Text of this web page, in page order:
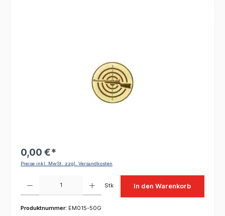
0,00 €*
Preise inkl. MwSt. zzgl. Versandkosten
Stk In den Warenkorb
Produktnummer: EM015-50G